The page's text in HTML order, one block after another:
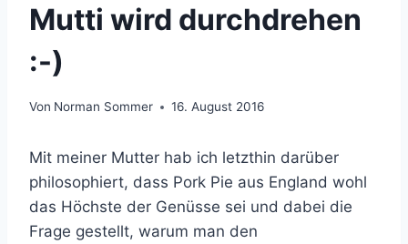
Mutti wird durchdrehen
:-)
Von Norman Sommer 16. August 2016
Mit meiner Mutter hab ich letzthin darüber
philosophiert, dass Pork Pie aus England wohl
das Höchste der Genüsse sei und dabei die
Frage gestellt, warum man den